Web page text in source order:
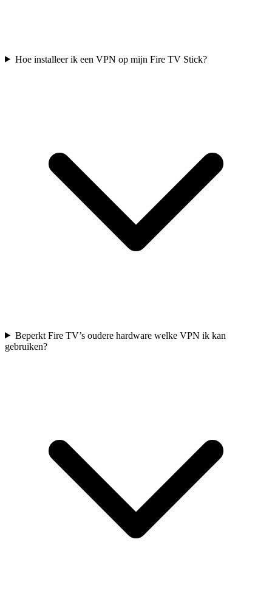
Hoe installeer ik een VPN op mijn Fire TV Stick?
Beperkt Fire TV’s oudere hardware welke VPN ik kan
gebruiken?